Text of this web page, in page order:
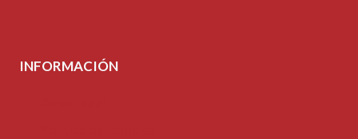
INFORMACIÓN